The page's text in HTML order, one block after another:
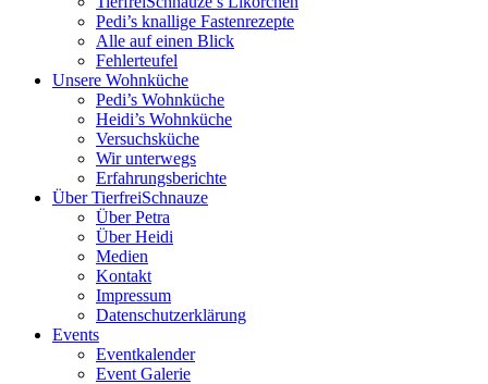
Pedi’s knallige Fastenrezepte
Alle auf einen Blick
Fehlerteufel
Unsere Wohnküche
Pedi’s Wohnküche
Heidi’s Wohnküche
Versuchsküche
Wir unterwegs
Erfahrungsberichte
Über TierfreiSchnauze
Über Petra
Über Heidi
Medien
Kontakt
Impressum
Datenschutzerklärung
Events
Eventkalender
Event Galerie